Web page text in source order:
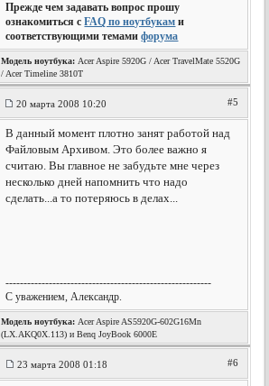
Прежде чем задавать вопрос прошу
ознакомиться сFAQ по ноутбукам и
соответствующими темамифорума
Модель ноутбука: Acer Aspire 5920G / Acer TravelMate 5520G
/ Acer Timeline 3810T
20 марта 2008 10:20 #5
В данный момент плотно занят работой над
Файловым Архивом. Это более важно я
считаю. Вы главное не забудьте мне через
несколько дней напомнить что надо
сделать...а то потеряюсь в делах...
---------------------------------------------------------
С уважением, Александр.
Модель ноутбука: Acer Aspire AS5920G-602G16Mn
(LX.AKQ0X.113) и Benq JoyBook 6000E
23 марта 2008 01:18 #6